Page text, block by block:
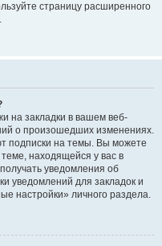
страницу расширенного
на закладки в вашем веб-
о произошедших изменениях.
подписки на темы. Вы можете
находящейся у вас в
уведомления об
уведомлений для закладок и
настройки» личного раздела.